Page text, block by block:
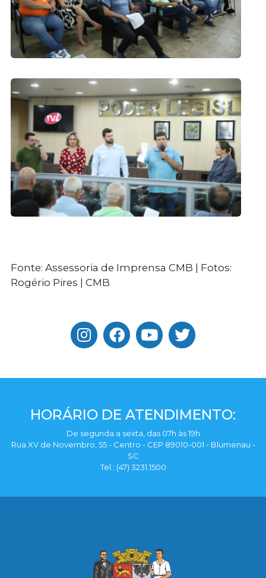
Fonte: Assessoria de Imprensa CMB | Fotos:
Rogério Pires | CMB
HORÁRIO DE ATENDIMENTO:
De segunda a sexta, das 07h às 19h
Rua XV de Novembro, 55 - Centro - CEP 89010-001 - Blumenau -
SC
Tel.: (47) 3231.1500